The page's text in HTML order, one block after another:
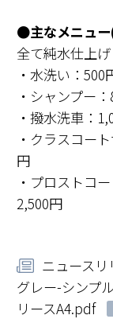
●主なメニュ
全て純水仕上げ
・水洗い：500
・シャンプー
・撥水洗車：
・クラスコー
円
・プロストコ
2,500円
ニュース
グレー-シンプ
リースA4.pdf